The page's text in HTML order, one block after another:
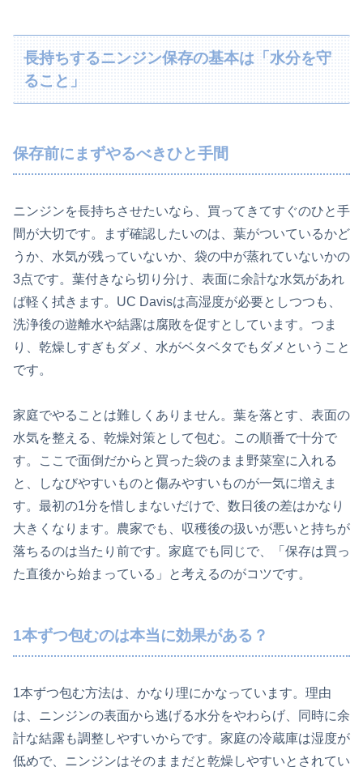
長持ちするニンジン保存の基本は「水分を守
ること」
保存前にまずやるべきひと手間
ニンジンを長持ちさせたいなら、買ってきてすぐのひと手
間が大切です。まず確認したいのは、葉がついているかど
うか、水気が残っていないか、袋の中が蒸れていないかの
3点です。葉付きなら切り分け、表面に余計な水気があれ
ば軽く拭きます。UC Davisは高湿度が必要としつつも、
洗浄後の遊離水や結露は腐敗を促すとしています。つま
り、乾燥しすぎもダメ、水がベタベタでもダメということ
です。
家庭でやることは難しくありません。葉を落とす、表面の
水気を整える、乾燥対策として包む。この順番で十分で
す。ここで面倒だからと買った袋のまま野菜室に入れる
と、しなびやすいものと傷みやすいものが一気に増えま
す。最初の1分を惜しまないだけで、数日後の差はかなり
大きくなります。農家でも、収穫後の扱いが悪いと持ちが
落ちるのは当たり前です。家庭でも同じで、「保存は買っ
た直後から始まっている」と考えるのがコツです。
1本ずつ包むのは本当に効果がある？
1本ずつ包む方法は、かなり理にかなっています。理由
は、ニンジンの表面から逃げる水分をやわらげ、同時に余
計な結露も調整しやすいからです。家庭の冷蔵庫は湿度が
低めで、ニンジンはそのままだと乾燥しやすいとされてい